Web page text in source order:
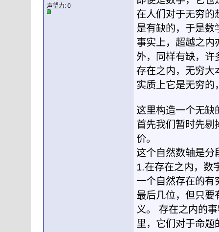
声望力: 0
在人们对于无穷的
是有缺的，于是数
事实上，超越之内
外，同样有缺，许
存在之内，无穷大
实质上它是无穷的
这里构造一个无缺
首先我们暂时先剔
价。
这个自然数轴是分
1.在存在之内，数
一个自然存在的有
最后几位，但只要
义。 存在之内的
里，它们对于命题